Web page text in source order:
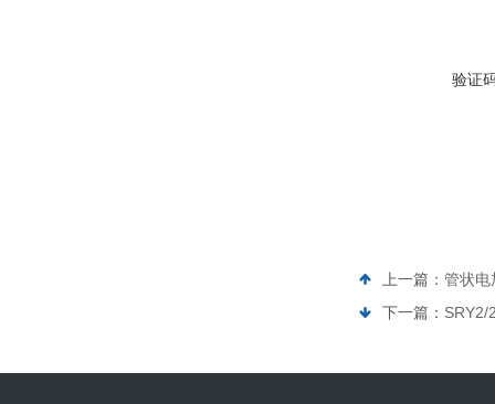
验证
上一篇： 管状电
下一篇： SRY2/